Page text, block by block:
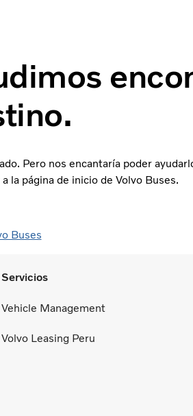
Pero nos encantaría poder
la página de inicio de Volvo Buses.
Buses
Servicios
Vehicle Management
Volvo Leasing Peru